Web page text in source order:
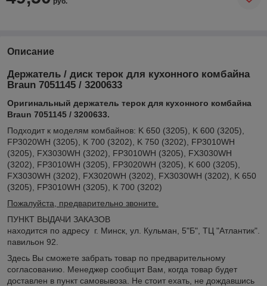
Описание
Держатель / диск терок для кухонного комбайна
Braun 7051145 / 3200633
Оригинальный держатель терок для кухонного комбайна
Braun 7051145 / 3200633.
Подходит к моделям комбайнов: K 650 (3205), K 600 (3205),
FP3020WH (3205), K 700 (3202), K 750 (3202), FP3010WH
(3205), FX3030WH (3202), FP3010WH (3205), FX3030WH
(3202), FP3010WH (3205), FP3020WH (3205), K 600 (3205),
FX3030WH (3202), FX3020WH (3202), FX3030WH (3202), K 650
(3205), FP3010WH (3205), K 700 (3202)
Пожалуйста, предварительно звоните.
ПУНКТ ВЫДАЧИ ЗАКАЗОВ
находится по адресу г. Минск, ул. Кульман, 5"Б", ТЦ "Атлантик".
павильон 92.
Здесь Вы сможете забрать товар по предварительному
согласованию. Менеджер сообщит Вам, когда товар будет
доставлен в пункт самовывоза. Не стоит ехать, не дождавшись